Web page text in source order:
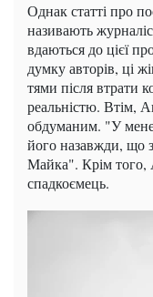
Однак статті про
називають
вдаються до цієї
думку авторів, ці
тями після втрати
реальністю. Втім,
обдуманим. "У мене
його назавжди, що
Майка". Крім того,
спадкоємець.